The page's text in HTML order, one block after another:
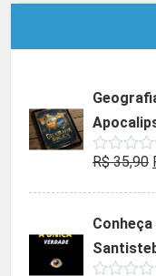
Avaliação
de
R$35,90